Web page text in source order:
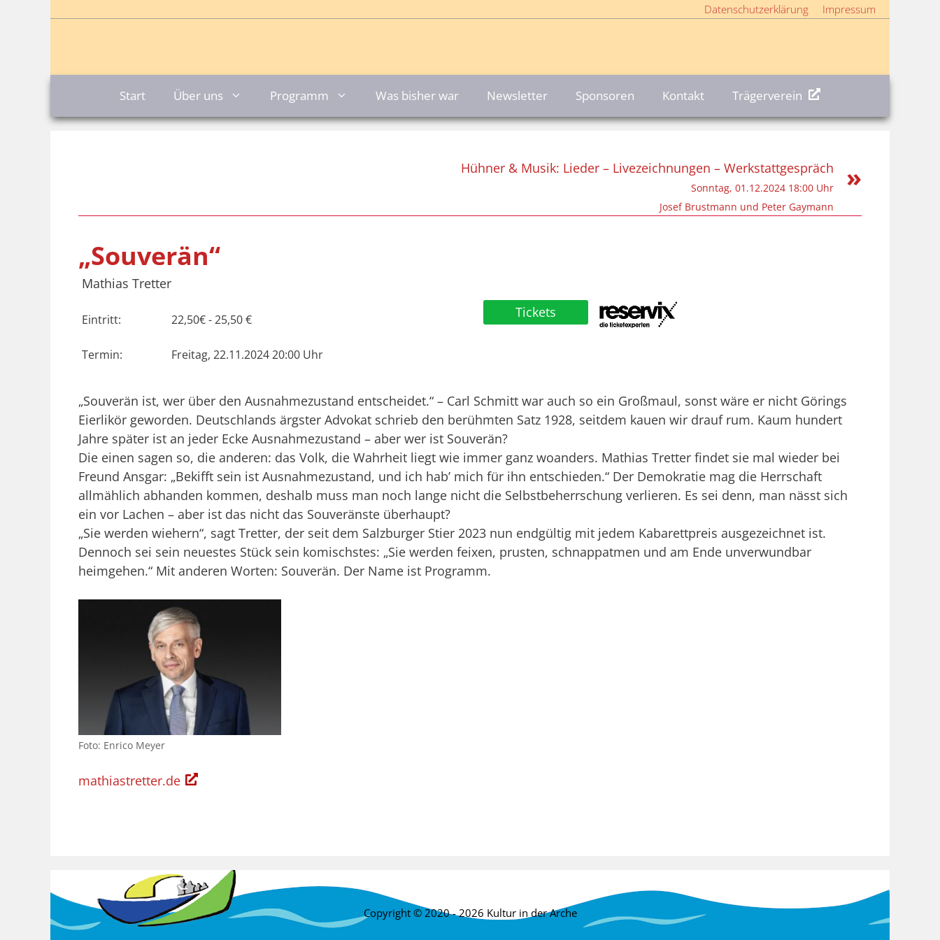
Datenschutzerklärung Impressum
Start Über uns Programm Was bisher war Newsletter Sponsoren Kontakt Trägerverein
Hühner & Musik: Lieder – Livezeichnungen – Werkstattgespräch
Sonntag, 01.12.2024 18:00 Uhr
Josef Brustmann und Peter Gaymann
»
„Souverän“
Mathias Tretter
Eintritt: 22,50€ - 25,50 € Tickets
Termin: Freitag, 22.11.2024 20:00 Uhr
„Souverän ist, wer über den Ausnahmezustand entscheidet.“ – Carl Schmitt war auch so ein Großmaul, sonst wäre er nicht Görings
Eierlikör geworden. Deutschlands ärgster Advokat schrieb den berühmten Satz 1928, seitdem kauen wir drauf rum. Kaum hundert
Jahre später ist an jeder Ecke Ausnahmezustand – aber wer ist Souverän?
Die einen sagen so, die anderen: das Volk, die Wahrheit liegt wie immer ganz woanders. Mathias Tretter findet sie mal wieder bei
Freund Ansgar: „Bekifft sein ist Ausnahmezustand, und ich hab’ mich für ihn entschieden.“ Der Demokratie mag die Herrschaft
allmählich abhanden kommen, deshalb muss man noch lange nicht die Selbstbeherrschung verlieren. Es sei denn, man nässt sich
ein vor Lachen – aber ist das nicht das Souveränste überhaupt?
„Sie werden wiehern“, sagt Tretter, der seit dem Salzburger Stier 2023 nun endgültig mit jedem Kabarettpreis ausgezeichnet ist.
Dennoch sei sein neuestes Stück sein komischstes: „Sie werden feixen, prusten, schnappatmen und am Ende unverwundbar
heimgehen.“ Mit anderen Worten: Souverän. Der Name ist Programm.
Foto: Enrico Meyer
mathiastretter.de
Copyright © 2020 - 2026 Kultur in der Arche